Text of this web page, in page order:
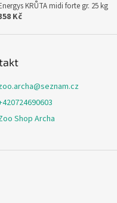
KRŮTA midi forte gr. 25 kg
Kč
@seznam.cz
Shop Archa